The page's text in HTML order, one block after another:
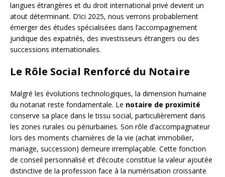
langues étrangères et du droit international privé devient un
atout déterminant. D’ici 2025, nous verrons probablement
émerger des études spécialisées dans l’accompagnement
juridique des expatriés, des investisseurs étrangers ou des
successions internationales.
Le Rôle Social Renforcé du Notaire
Malgré les évolutions technologiques, la dimension humaine
du notariat reste fondamentale. Le notaire de proximité
conserve sa place dans le tissu social, particulièrement dans
les zones rurales ou périurbaines. Son rôle d’accompagnateur
lors des moments charnières de la vie (achat immobilier,
mariage, succession) demeure irremplaçable. Cette fonction
de conseil personnalisé et d’écoute constitue la valeur ajoutée
distinctive de la profession face à la numérisation croissante